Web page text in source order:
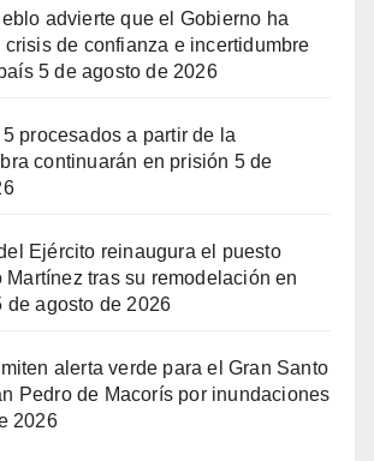
advierte que el Gobierno ha
de confianza e incertidumbre
5 de agosto de 2026
procesados a partir de la
continuarán en prisión 5 de
Ejército reinaugura el puesto
Martínez tras su remodelación en
de agosto de 2026
alerta verde para el Gran Santo
Pedro de Macorís por inundaciones
2026